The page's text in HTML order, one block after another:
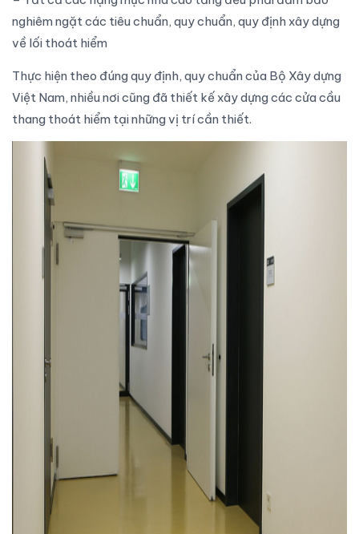
nghiêm ngặt các tiêu chuẩn, quy chuẩn, quy định xây dựng
về lối thoát hiểm
Thực hiện theo đúng quy định, quy chuẩn của Bộ Xây dựng
Việt Nam, nhiều nơi cũng đã thiết kế xây dựng các cửa cầu
thang thoát hiểm tại những vị trí cần thiết.